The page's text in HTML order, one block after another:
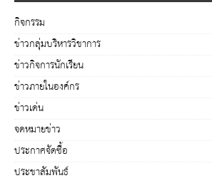
กิจกรรม
ข่าวกลุ่มบริหารวิชาการ
ข่าวกิจการนักเรียน
ข่าวภายในองค์กร
ข่าวเด่น
จดหมายข่าว
ประกาศจัดซื้อ
ประชาสัมพันธ์